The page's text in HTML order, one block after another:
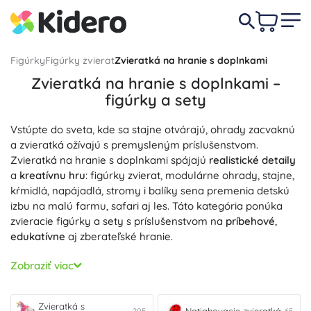
FigúrkyFigúrky zvieratZvieratká na hranie s doplnkami
Zvieratká na hranie s doplnkami –
figúrky a sety
Vstúpte do sveta, kde sa stajne otvárajú, ohrady zacvaknú
a zvieratká ožívajú s premysleným príslušenstvom.
Zvieratká na hranie s doplnkami spájajú realistické detaily
a kreatívnu hru: figúrky zvierat, modulárne ohrady, stajne,
kŕmidlá, napájadlá, stromy i balíky sena premenia detskú
izbu na malú farmu, safari aj les. Táto kategória ponúka
zvieracie figúrky a sety s príslušenstvom na príbehové,
edukatívne aj zberateľské hranie.
Sety a playsety so zvieratkami pridávajú funkčné doplnky
– otváracie bránky, posuvné kŕmidlá, vozíky, prístrešky,
rovnakom meradle, takže ľahko vystavíte stajňu pre kone,
Zobraziť viac
Zvieratká s